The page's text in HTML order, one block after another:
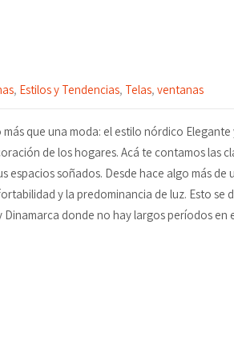
, Estilos y Tendencias, Telas, ventanas
más que una moda: el estilo nórdico
de los hogares. Acá te contamos las
soñados. Desde hace algo más de
y la predominancia de luz. Esto se
donde no hay largos períodos en